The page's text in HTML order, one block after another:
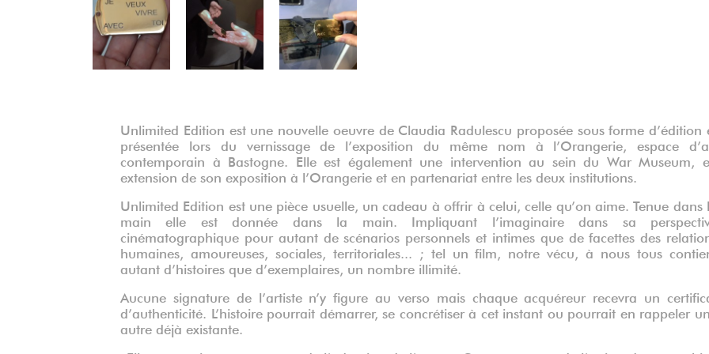
Précédent
Unlimited Edition est une nouvelle oeuvre de Claudia Radulescu proposée sous forme d’édition
présentée lors du vernissage de l’exposition du même nom à l’Orangerie, espace
contemporain à Bastogne. Elle est également une intervention au sein du War Museum,
extension de son exposition à l’Orangerie et en partenariat entre les deux institutions.
Unlimited Edition est une pièce usuelle, un cadeau à offrir à celui, celle qu’on aime. Tenue dans
main elle est donnée dans la main. Impliquant l’imaginaire dans sa
cinématographique pour autant de scénarios personnels et intimes que de facettes des
humaines, amoureuses, sociales, territoriales... ; tel un film, notre vécu, à nous tous
autant d’histoires que d’exemplaires, un nombre illimité.
Aucune signature de l’artiste n’y figure au verso mais chaque acquéreur recevra un
d’authenticité. L’histoire pourrait démarrer, se concrétiser à cet instant ou pourrait en rappeler
autre déjà existante.